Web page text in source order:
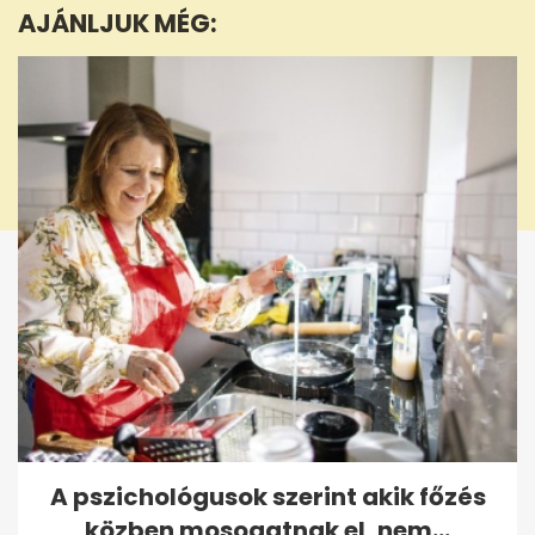
AJÁNLJUK MÉG:
A pszichológusok szerint akik főzés